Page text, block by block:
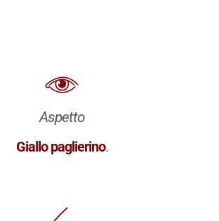
Aspetto
Giallo paglierino.